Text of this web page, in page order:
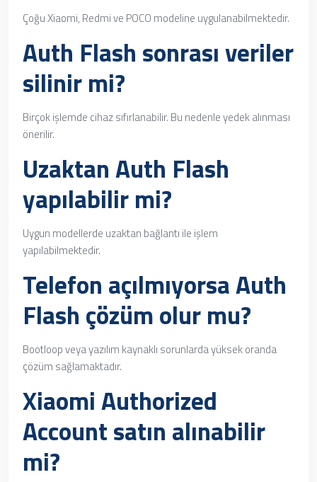
Çoğu Xiaomi, Redmi ve POCO modeline uygulanabilmektedir.
Auth Flash sonrası veriler
silinir mi?
Birçok işlemde cihaz sıfırlanabilir. Bu nedenle yedek alınması
önerilir.
Uzaktan Auth Flash
yapılabilir mi?
Uygun modellerde uzaktan bağlantı ile işlem
yapılabilmektedir.
Telefon açılmıyorsa Auth
Flash çözüm olur mu?
Bootloop veya yazılım kaynaklı sorunlarda yüksek oranda
çözüm sağlamaktadır.
Xiaomi Authorized
Account satın alınabilir
mi?